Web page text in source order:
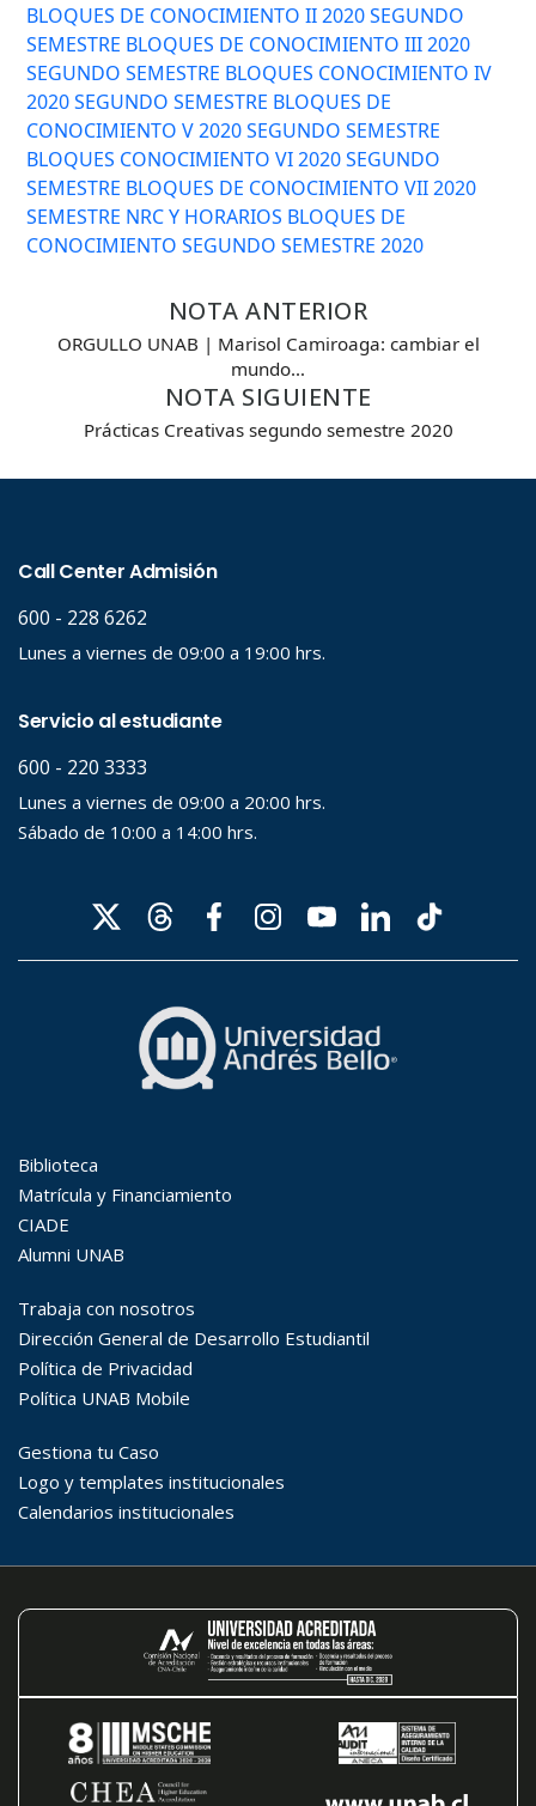
BLOQUES DE CONOCIMIENTO II 2020 SEGUNDO
SEMESTRE BLOQUES DE CONOCIMIENTO III 2020
SEGUNDO SEMESTRE BLOQUES CONOCIMIENTO IV
2020 SEGUNDO SEMESTRE BLOQUES DE
CONOCIMIENTO V 2020 SEGUNDO SEMESTRE
BLOQUES CONOCIMIENTO VI 2020 SEGUNDO
SEMESTRE BLOQUES DE CONOCIMIENTO VII 2020
SEMESTRE NRC Y HORARIOS BLOQUES DE
CONOCIMIENTO SEGUNDO SEMESTRE 2020
NOTA ANTERIOR
ORGULLO UNAB | Marisol Camiroaga: cambiar el
mundo…
NOTA SIGUIENTE
Prácticas Creativas segundo semestre 2020
Búsqueda Avanzada
Palabra clave
Hasta...